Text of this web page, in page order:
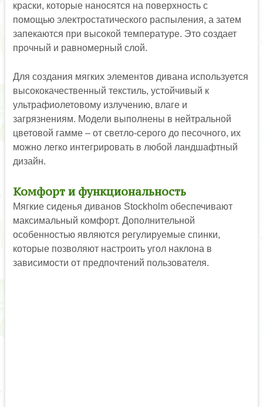
краски, которые наносятся на поверхность с
помощью электростатического распыления, а затем
запекаются при высокой температуре. Это создает
прочный и равномерный слой.
Для создания мягких элементов дивана используется
высококачественный текстиль, устойчивый к
ультрафиолетовому излучению, влаге и
загрязнениям. Модели выполнены в нейтральной
цветовой гамме – от светло-серого до песочного, их
можно легко интегрировать в любой ландшафтный
дизайн.
Комфорт и функциональность
Мягкие сиденья диванов Stockholm обеспечивают
максимальный комфорт. Дополнительной
особенностью являются регулируемые спинки,
которые позволяют настроить угол наклона в
зависимости от предпочтений пользователя.